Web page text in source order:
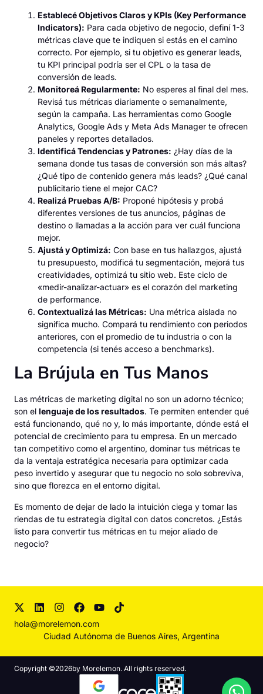
Establecé Objetivos Claros y KPIs (Key Performance
Indicators): Para cada objetivo de negocio, definí 1-3
métricas clave que te indiquen si estás en el camino
correcto. Por ejemplo, si tu objetivo es generar leads,
tu KPI principal podría ser el CPL o la tasa de
conversión de leads.
Monitoreá Regularmente: No esperes al final del mes.
Revisá tus métricas diariamente o semanalmente,
según la campaña. Las herramientas como Google
Analytics, Google Ads y Meta Ads Manager te ofrecen
paneles y reportes detallados.
Identificá Tendencias y Patrones: ¿Hay días de la
semana donde tus tasas de conversión son más altas?
¿Qué tipo de contenido genera más leads? ¿Qué canal
publicitario tiene el mejor CAC?
Realizá Pruebas A/B: Proponé hipótesis y probá
diferentes versiones de tus anuncios, páginas de
destino o llamadas a la acción para ver cuál funciona
mejor.
Ajustá y Optimizá: Con base en tus hallazgos, ajustá
tu presupuesto, modificá tu segmentación, mejorá tus
creatividades, optimizá tu sitio web. Este ciclo de
«medir-analizar-actuar» es el corazón del marketing
de performance.
Contextualizá las Métricas: Una métrica aislada no
significa mucho. Compará tu rendimiento con periodos
anteriores, con el promedio de tu industria o con la
competencia (si tenés acceso a benchmarks).
La Brújula en Tus Manos
Las métricas de marketing digital no son un adorno técnico;
son el lenguaje de los resultados. Te permiten entender qué
está funcionando, qué no y, lo más importante, dónde está el
potencial de crecimiento para tu empresa. En un mercado
tan competitivo como el argentino, dominar tus métricas te
da la ventaja estratégica necesaria para optimizar cada
peso invertido y asegurar que tu negocio no solo sobreviva,
sino que florezca en el entorno digital.
Es momento de dejar de lado la intuición ciega y tomar las
riendas de tu estrategia digital con datos concretos. ¿Estás
listo para convertir tus métricas en tu mejor aliado de
negocio?
hola@morelemon.com
Ciudad Autónoma de Buenos Aires, Argentina
Copyright ©2026by Morelemon. All rights reserved.